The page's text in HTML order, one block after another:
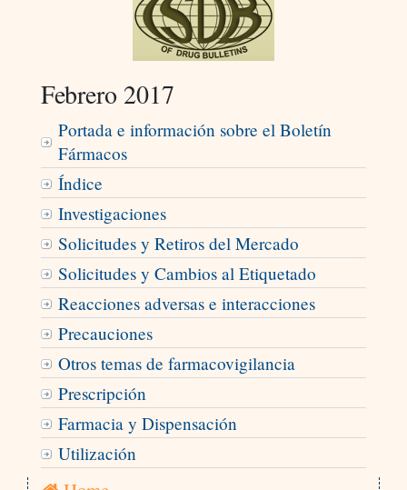
Febrero 2017
Portada e información sobre el Boletín
Fármacos
Índice
Investigaciones
Solicitudes y Retiros del Mercado
Solicitudes y Cambios al Etiquetado
Reacciones adversas e interacciones
Precauciones
Otros temas de farmacovigilancia
Prescripción
Farmacia y Dispensación
Utilización